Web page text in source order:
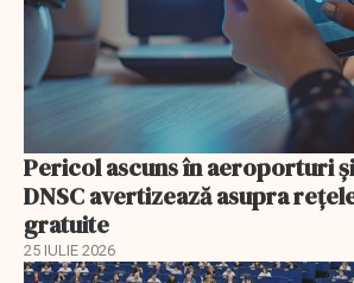
Pericol ascuns în aeroporturi
DNSC avertizează asupra
gratuite
25 IULIE 2026